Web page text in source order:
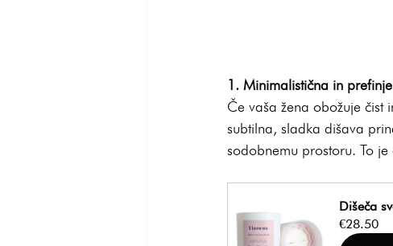
1. Minimalistična in
Če vaša žena obožuje čist
subtilna, sladka dišava
sodobnemu prostoru. To
Dišeča
€28.50